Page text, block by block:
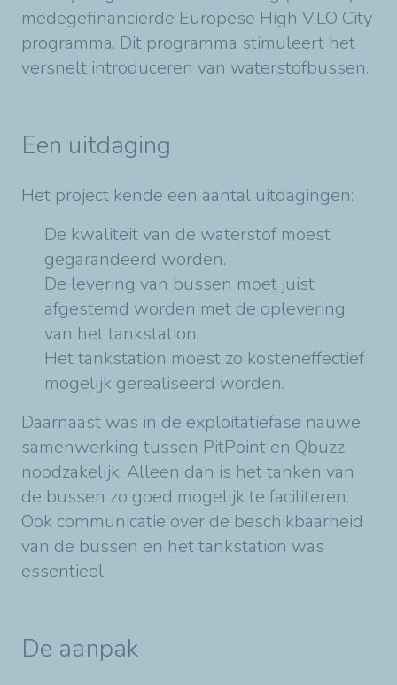
medegefinancierde Europese High V.LO City
programma. Dit programma stimuleert het
versnelt introduceren van waterstofbussen.
Een uitdaging
Het project kende een aantal uitdagingen:
De kwaliteit van de waterstof moest
gegarandeerd worden.
De levering van bussen moet juist
afgestemd worden met de oplevering
van het tankstation.
Het tankstation moest zo kosteneffectief
mogelijk gerealiseerd worden.
Daarnaast was in de exploitatiefase nauwe
samenwerking tussen PitPoint en Qbuzz
noodzakelijk. Alleen dan is het tanken van
de bussen zo goed mogelijk te faciliteren.
Ook communicatie over de beschikbaarheid
van de bussen en het tankstation was
essentieel.
De aanpak